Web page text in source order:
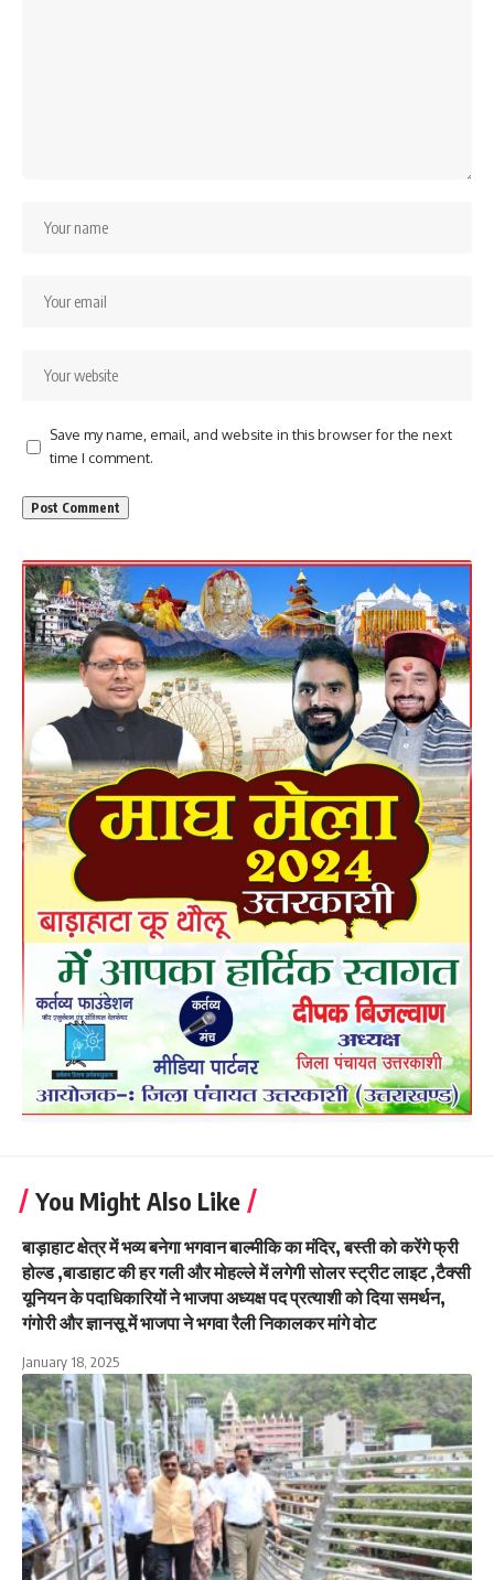
Save my name, email, and website in this browser for the next
time I comment.
You Might Also Like
बाड़ाहाट क्षेत्र में भव्य बनेगा भगवान बाल्मीकि का मंदिर, बस्ती को करेंगे फ्री
होल्ड ,बाडाहाट की हर गली और मोहल्ले में लगेगी सोलर स्ट्रीट लाइट ,टैक्सी
यूनियन के पदाधिकारियों ने भाजपा अध्यक्ष पद प्रत्याशी को दिया समर्थन,
गंगोरी और ज्ञानसू में भाजपा ने भगवा रैली निकालकर मांगे वोट
January 18, 2025